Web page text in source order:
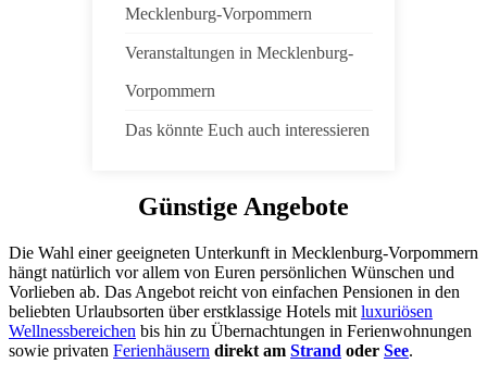
Mecklenburg-Vorpommern
Veranstaltungen in Mecklenburg-
Vorpommern
Das könnte Euch auch interessieren
Günstige Angebote
Die Wahl einer geeigneten Unterkunft in Mecklenburg-Vorpommern
hängt natürlich vor allem von Euren persönlichen Wünschen und
Vorlieben ab. Das Angebot reicht von einfachen Pensionen in den
beliebten Urlaubsorten über erstklassige Hotels mit luxuriösen
Wellnessbereichen bis hin zu Übernachtungen in Ferienwohnungen
sowie privaten Ferienhäusern direkt am Strand oder See.